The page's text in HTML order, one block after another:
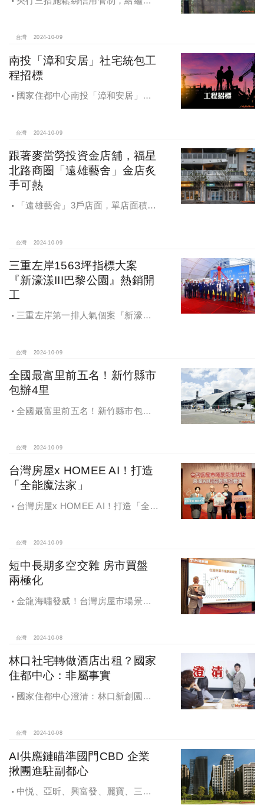
台灣 2024-10-09
南投「漳和安居」社宅統包工
程招標
國家住都中心南投「漳和安居」社
台灣 2024-10-09
跟著麥當勞投資金店舖，福星
北路商圈「遠雄藝舍」金店炙
手可熱
「遠雄藝舍」3戶店面，單店面積在
百萬的交易行情
台灣 2024-10-09
三重左岸1563坪指標大案
『新濠漾III巴黎公園』熱銷開
工
三重左岸第一排人氣個案『新濠漾III
台灣 2024-10-09
全國最富里前五名！新竹縣市
包辦4里
全國最富里前五名！新竹縣市包辦4
台灣 2024-10-09
台灣房屋x HOMEE AI！打造
「全能魔法家」
台灣房屋x HOMEE AI！打造「全能
台灣 2024-10-09
短中長期多空交雜 房市買盤
兩極化
金龍海嘯發威！台灣房屋市場景氣
望全壘打
台灣 2024-10-08
林口社宅轉做酒店出租？國家
住都中心：非屬事實
國家住都中心澄清：林口新創園秉
台灣 2024-10-08
AI供應鏈瞄準國門CBD 企業
揪團進駐副都心
中悦、亞昕、興富發、麗寶、三發